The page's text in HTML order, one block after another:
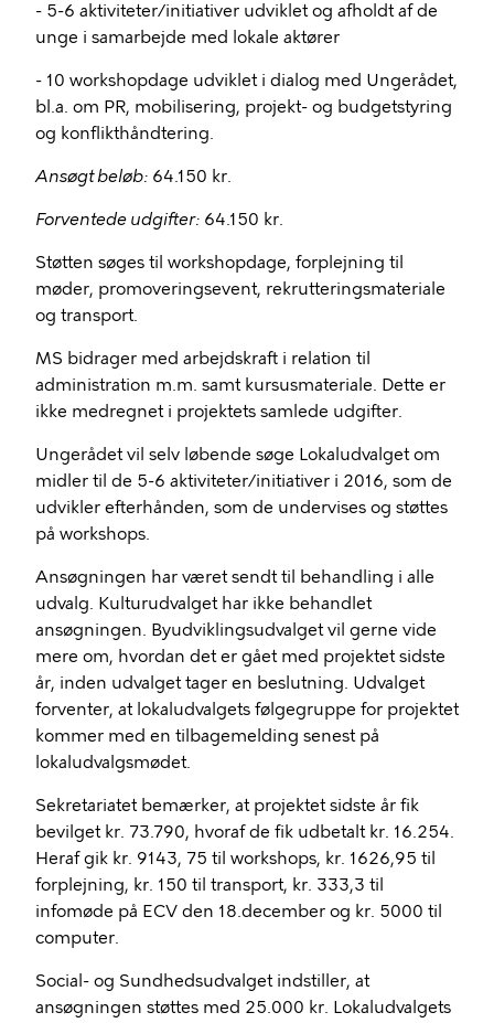
- 5-6 aktiviteter/initiativer udviklet og afholdt af de
unge i samarbejde med lokale aktører
- 10 workshopdage udviklet i dialog med Ungerådet,
bl.a. om PR, mobilisering, projekt- og budgetstyring
og konflikthåndtering.
Ansøgt beløb: 64.150 kr.
Forventede udgifter: 64.150 kr.
Støtten søges til workshopdage, forplejning til
møder, promoveringsevent, rekrutteringsmateriale
og transport.
MS bidrager med arbejdskraft i relation til
administration m.m. samt kursusmateriale. Dette er
ikke medregnet i projektets samlede udgifter.
Ungerådet vil selv løbende søge Lokaludvalget om
midler til de 5-6 aktiviteter/initiativer i 2016, som de
udvikler efterhånden, som de undervises og støttes
på workshops.
Ansøgningen har været sendt til behandling i alle
udvalg. Kulturudvalget har ikke behandlet
ansøgningen. Byudviklingsudvalget vil gerne vide
mere om, hvordan det er gået med projektet sidste
år, inden udvalget tager en beslutning. Udvalget
forventer, at lokaludvalgets følgegruppe for projektet
kommer med en tilbagemelding senest på
lokaludvalgsmødet.
Sekretariatet bemærker, at projektet sidste år fik
bevilget kr. 73.790, hvoraf de fik udbetalt kr. 16.254.
Heraf gik kr. 9143, 75 til workshops, kr. 1626,95 til
forplejning, kr. 150 til transport, kr. 333,3 til
infomøde på ECV den 18.december og kr. 5000 til
computer.
Social- og Sundhedsudvalget indstiller, at
ansøgningen støttes med 25.000 kr. Lokaludvalgets